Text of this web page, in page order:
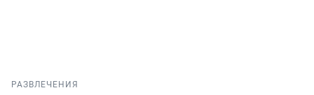
РАЗВЛЕЧЕНИЯ